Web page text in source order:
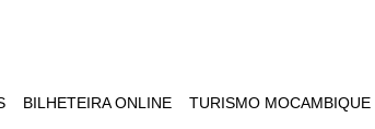
BILHETEIRA ONLINE TURISMO MOCAMBIQUE